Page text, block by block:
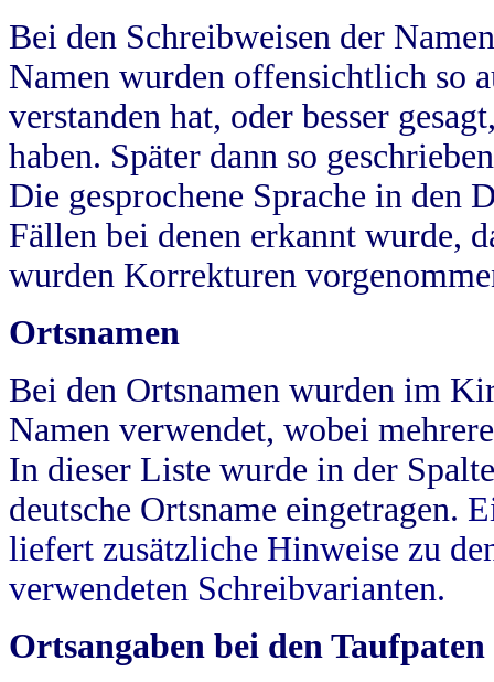
Bei den Schreibweisen der
Namen wurden offensichtlich so
verstanden hat, oder besser
haben. Später dann so
Die gesprochene Sprache in
Fällen bei denen erkannt wurde,
wurden Korrekturen
Ortsnamen
Bei den Ortsnamen wurden im
Namen verwendet, wobei
In dieser Liste wurde in der
deutsche Ortsname eingetragen.
liefert zusätzliche Hinweise zu
verwendeten Schreibvarianten.
Ortsangaben bei den Taufpaten